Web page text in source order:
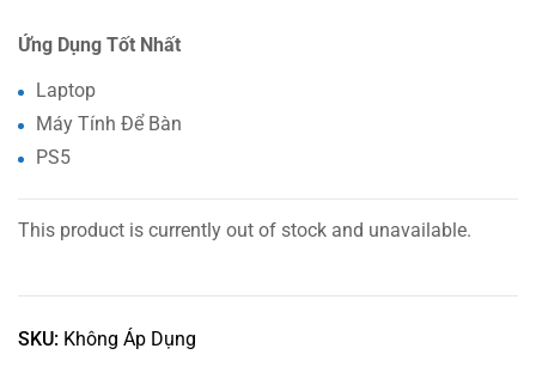
Ứng Dụng Tốt Nhất
Laptop
Máy Tính Để Bàn
PS5
This product is currently out of stock and unavailable.
SKU: Không Áp Dụng